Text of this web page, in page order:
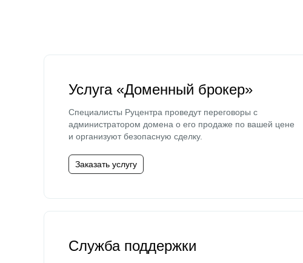
Услуга «Доменный брокер»
Специалисты Руцентра проведут переговоры с
администратором домена о его продаже по вашей цене
и организуют безопасную сделку.
Заказать услугу
Служба поддержки